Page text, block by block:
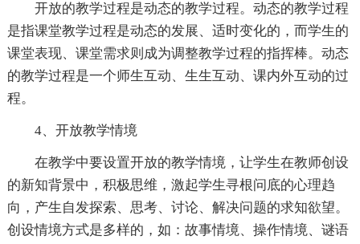
开放的教学过程是动态的教学过程。动态的教学过程
是指课堂教学过程是动态的发展、适时变化的，而学生的
课堂表现、课堂需求则成为调整教学过程的指挥棒。动态
的教学过程是一个师生互动、生生互动、课内外互动的过
程。
4、开放教学情境
在教学中要设置开放的教学情境，让学生在教师创设
的新知背景中，积极思维，激起学生寻根问底的心理趋
向，产生自发探索、思考、讨论、解决问题的求知欲望。
创设情境方式是多样的，如：故事情境、操作情境、谜语